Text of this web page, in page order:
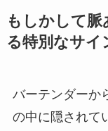
もしかして
る特別なサイ
バーテンダーか
の中に隠されて